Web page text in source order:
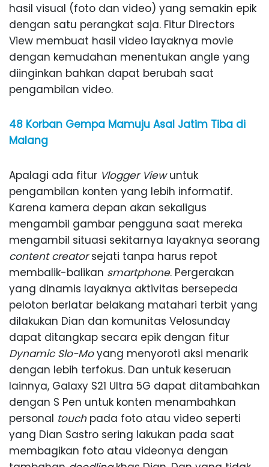
hasil visual (foto dan video) yang semakin epik
dengan satu perangkat saja. Fitur Directors
View membuat hasil video layaknya movie
dengan kemudahan menentukan angle yang
diinginkan bahkan dapat berubah saat
pengambilan video.
48 Korban Gempa Mamuju Asal Jatim Tiba di
Malang
Apalagi ada fitur Vlogger Viewuntuk
pengambilan konten yang lebih informatif.
Karena kamera depan akan sekaligus
mengambil gambar pengguna saat mereka
mengambil situasi sekitarnya layaknya seorang
content creatorsejati tanpa harus repot
membalik-balikan smartphone. Pergerakan
yang dinamis layaknya aktivitas bersepeda
peloton berlatar belakang matahari terbit yang
dilakukan Dian dan komunitas Velosunday
dapat ditangkap secara epik dengan fitur
Dynamic Slo-Moyang menyoroti aksi menarik
dengan lebih terfokus. Dan untuk keseruan
lainnya, Galaxy S21 Ultra 5G dapat ditambahkan
dengan S Pen untuk konten menambahkan
personal touchpada foto atau video seperti
yang Dian Sastro sering lakukan pada saat
membagikan foto atau videonya dengan